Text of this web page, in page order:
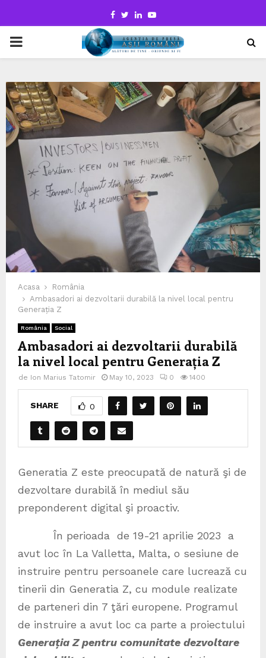
Facebook
TwitterLinkedinYoutube
PRIMARY
Acasa
România
Ambasadori ai dezvoltarii durabilă la nivel local pentru
Generația Z
România Social
Ambasadori ai dezvoltarii durabilă
la nivel local pentru Generația Z
de Ion Marius Tatomir May 10, 2023 0 1400
SHARE 0
Generatia Z este preocupată de natură şi de
dezvoltare durabilă în mediul său
preponderent digital şi proactiv.
În perioada de 19-21 aprilie 2023 a
avut loc în La Valletta, Malta, o sesiune de
instruire pentru persoanele care lucrează cu
tinerii din Generatia Z, cu module realizate
de parteneri din 7 ţări europene. Programul
de instruire a avut loc ca parte a proiectului
Generația Z pentru comunitate dezvoltare